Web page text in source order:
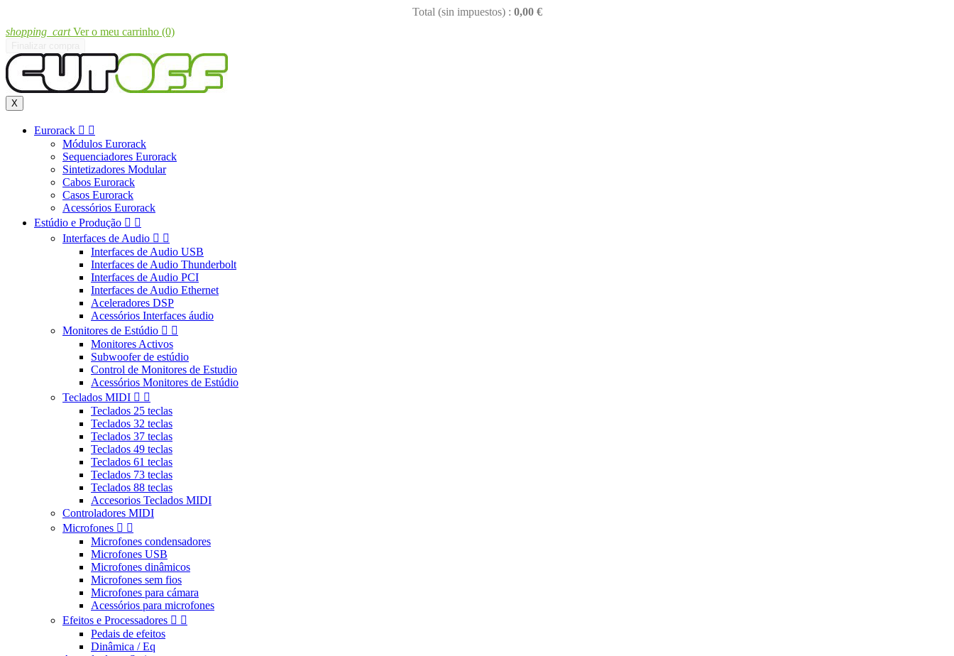
Total (sin impuestos) : 0,00 €
shopping_cart Ver o meu carrinho (0)
X
Eurorack  
Módulos Eurorack
Sequenciadores Eurorack
Sintetizadores Modular
Cabos Eurorack
Casos Eurorack
Acessórios Eurorack
Estúdio e Produção  
Interfaces de Audio  
Interfaces de Audio USB
Interfaces de Audio Thunderbolt
Interfaces de Audio PCI
Interfaces de Audio Ethernet
Aceleradores DSP
Acessórios Interfaces áudio
Monitores de Estúdio  
Monitores Activos
Subwoofer de estúdio
Control de Monitores de Estudio
Acessórios Monitores de Estúdio
Teclados MIDI  
Teclados 25 teclas
Teclados 32 teclas
Teclados 37 teclas
Teclados 49 teclas
Teclados 61 teclas
Teclados 73 teclas
Teclados 88 teclas
Accesorios Teclados MIDI
Controladores MIDI
Microfones  
Microfones condensadores
Microfones USB
Microfones dinâmicos
Microfones sem fios
Microfones para cámara
Acessórios para microfones
Efeitos e Processadores  
Pedais de efeitos
Dinâmica / Eq